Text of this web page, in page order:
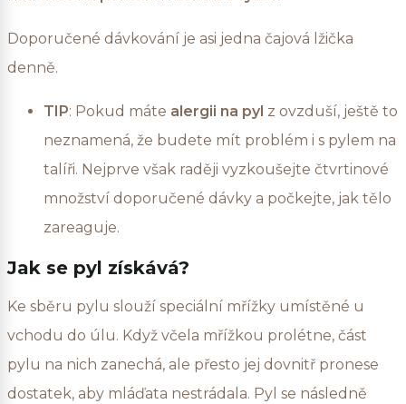
Doporučené dávkování je asi jedna čajová lžička
denně.
TIP: Pokud máte alergii na pyl z ovzduší, ještě to
neznamená, že budete mít problém i s pylem na
talíři. Nejprve však raději vyzkoušejte čtvrtinové
množství doporučené dávky a počkejte, jak tělo
zareaguje.
Jak se pyl získává?
Ke sběru pylu slouží speciální mřížky umístěné u
vchodu do úlu. Když včela mřížkou prolétne, část
pylu na nich zanechá, ale přesto jej dovnitř pronese
dostatek, aby mláďata nestrádala. Pyl se následně